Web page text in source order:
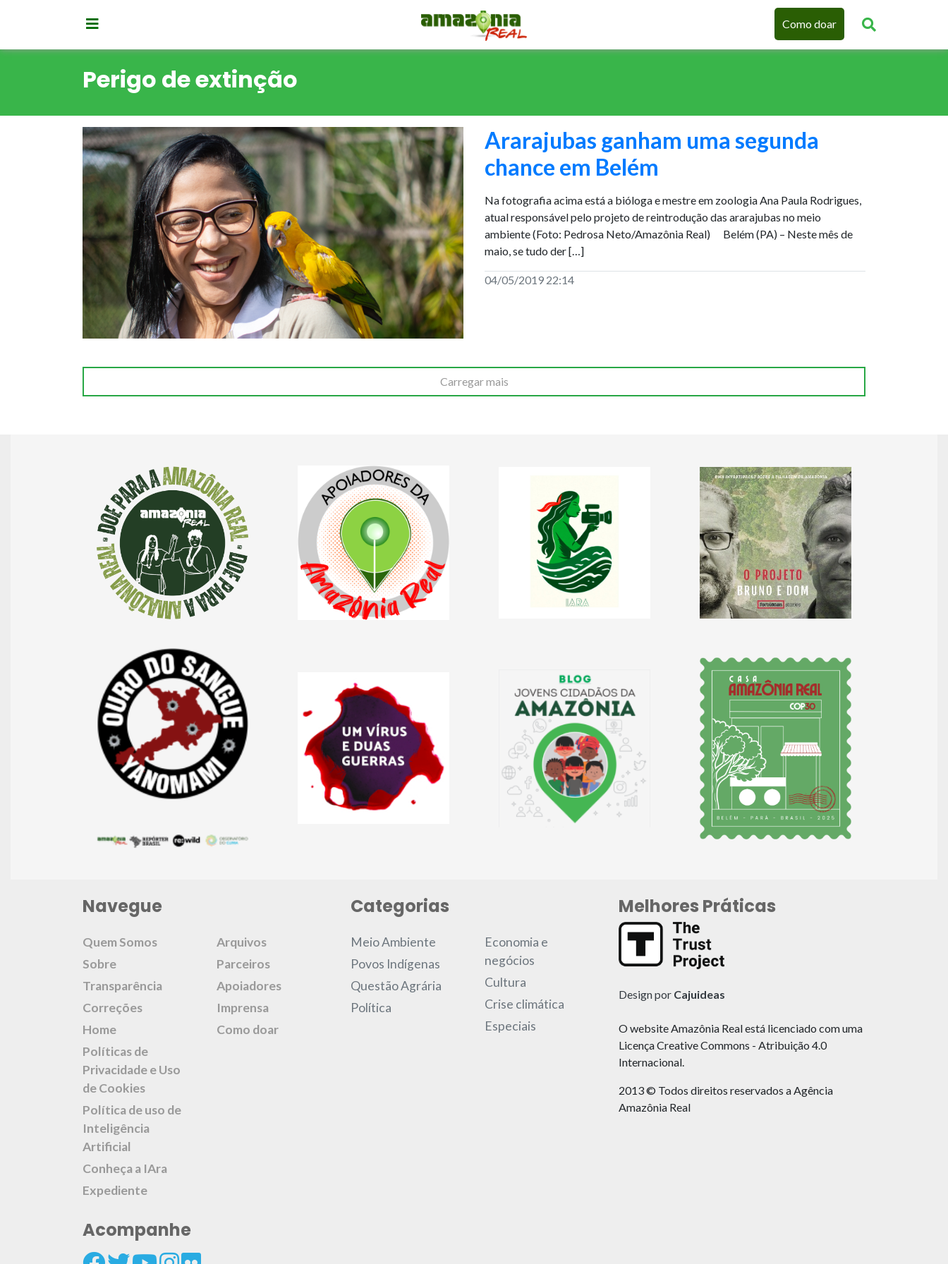
Como doar
Perigo de extinção
Ararajubas ganham uma segunda
chance em Belém
Na fotografia acima está a bióloga e mestre em zoologia Ana Paula Rodrigues,
atual responsável pelo projeto de reintrodução das ararajubas no meio
ambiente (Foto: Pedrosa Neto/Amazônia Real) Belém (PA) – Neste mês de
maio, se tudo der […]
04/05/2019 22:14
Carregar mais
Navegue
Quem Somos
Sobre
Transparência
Correções
Home
Políticas de
Privacidade e Uso
de Cookies
Política de uso de
Inteligência
Artificial
Conheça a IAra
Expediente
Arquivos
Parceiros
Apoiadores
Imprensa
Como doar
Acompanhe
Categorias
Meio Ambiente
Povos Indígenas
Questão Agrária
Política
Economia e
negócios
Cultura
Crise climática
Especiais
Melhores Práticas
Design por Cajuideas
O website Amazônia Real está licenciado com uma
Licença Creative Commons - Atribuição 4.0
Internacional.
2013 © Todos direitos reservados a Agência
Amazônia Real